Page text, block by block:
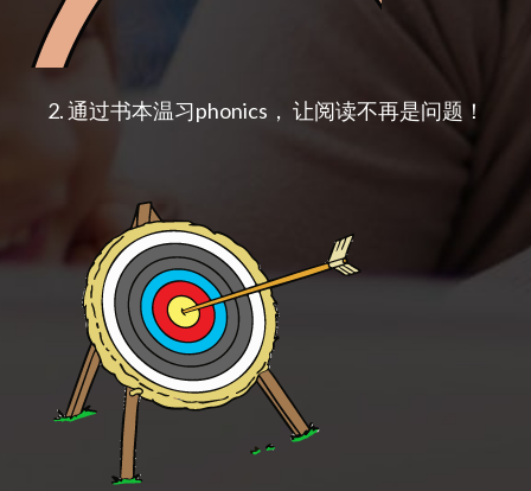
2. 通过书本温习phonics， 让阅读不再是问题！